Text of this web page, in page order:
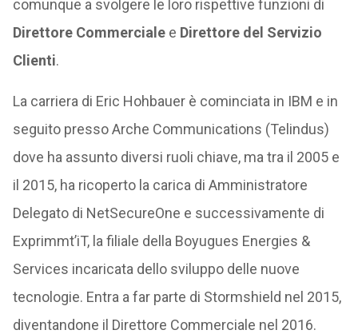
comunque a svolgere le loro rispettive funzioni di
Direttore Commercialee Direttore del Servizio
Clienti.
La carriera di Eric Hohbauer è cominciata in IBM e in
seguito presso Arche Communications (Telindus)
dove ha assunto diversi ruoli chiave, ma tra il 2005 e
il 2015, ha ricoperto la carica di Amministratore
Delegato di NetSecureOne e successivamente di
Exprimmt’iT, la filiale della Boyugues Energies &
Services incaricata dello sviluppo delle nuove
tecnologie. Entra a far parte di Stormshield nel 2015,
diventandone il Direttore Commerciale nel 2016.